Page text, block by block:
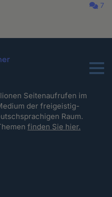
7
Menu
Seitenaufrufen im
der freigeistig-
Raum.
finden Sie hier.